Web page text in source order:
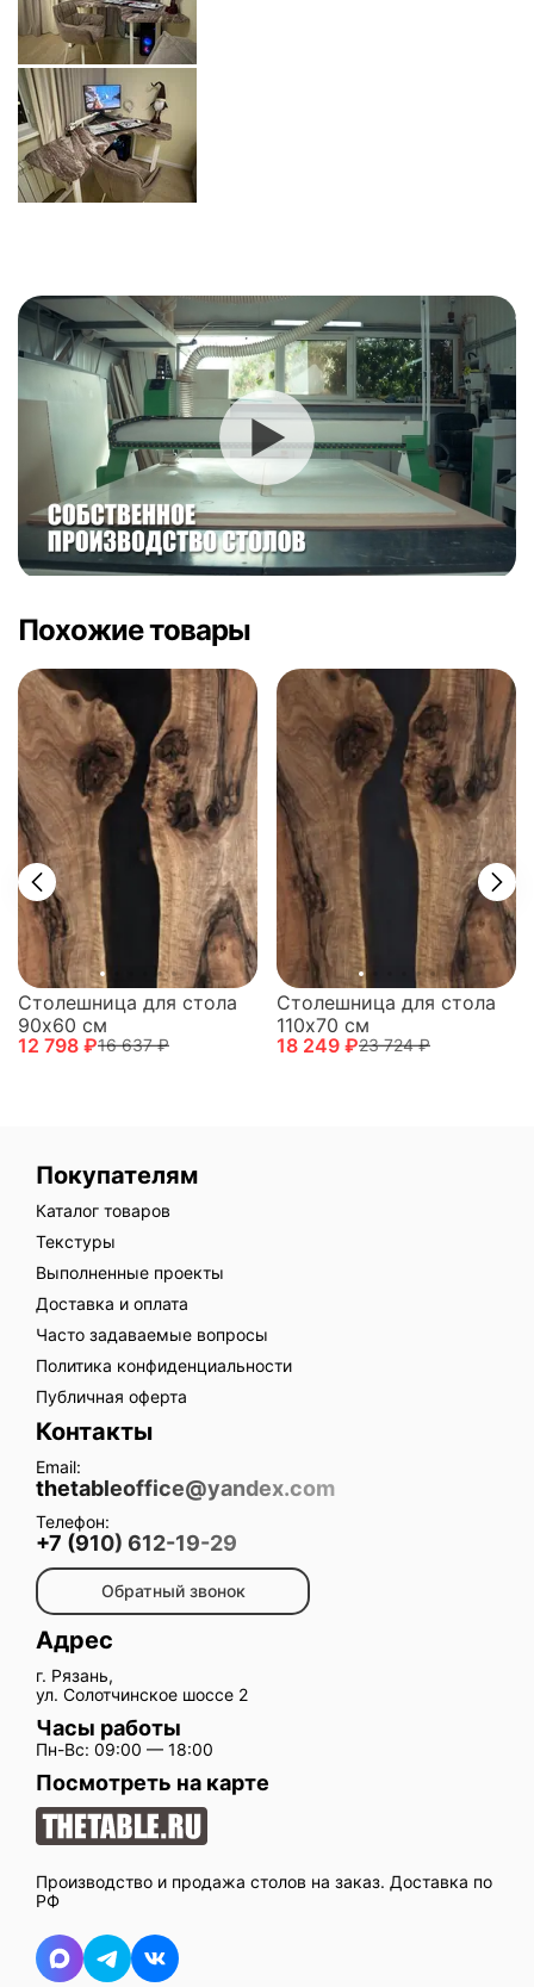
Похожие товары
Столешница для стола
90х60 см
12 798 ₽16 637 ₽
Столешница для стола
110х70 см
18 249 ₽23 724 ₽
Производство и продажа столов на заказ. Доставка по
РФ
Покупателям
Каталог товаров
Текстуры
Выполненные проекты
Доставка и оплата
Часто задаваемые вопросы
Политика конфиденциальности
Публичная оферта
Контакты
Email:
thetableoffice@yandex.com
Телефон:
+7 (910) 612-19-29
Обратный звонок
Адрес
г. Рязань,
ул. Солотчинское шоссе 2
Часы работы
Пн-Вс: 09:00 — 18:00
Посмотреть на карте